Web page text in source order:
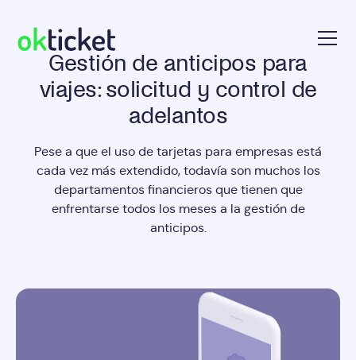
okticketGestión de anticipos para
viajes: solicitud y control de
adelantos
Pese a que el uso de tarjetas para empresas está
cada vez más extendido, todavía son muchos los
departamentos financieros que tienen que
enfrentarse todos los meses a la gestión de
anticipos.